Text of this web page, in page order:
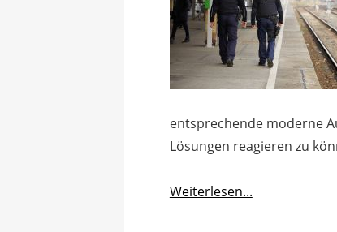
entsprechende moderne
Lösungen reagieren zu
Weiterlesen...